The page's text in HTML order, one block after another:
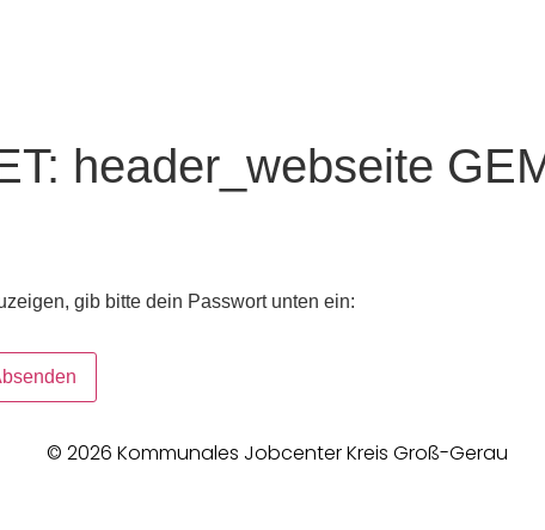
header_webseite
gib bitte dein Passwort unten ein:
© 2026 Kommunales Jobcenter Kreis Groß-Gerau